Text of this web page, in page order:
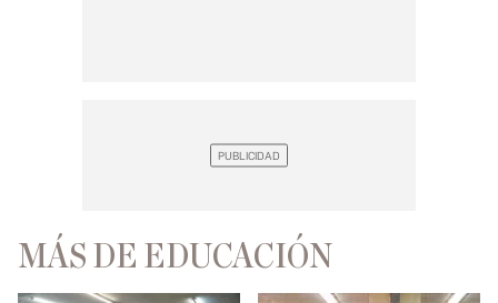
MÁS DE EDUCACIÓN